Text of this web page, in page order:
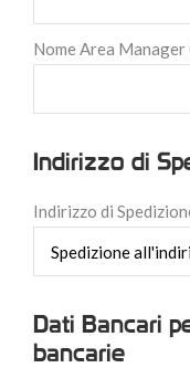
Nome Area
Indirizzo di
Indirizzo di
Dati Bancari
bancarie